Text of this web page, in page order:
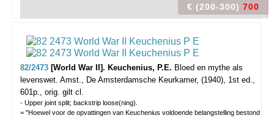
€ (200-300) 700
82/2473 [World War II]. Keuchenius, P.E. Bloed en mythe als
levenswet. Amst., De Amsterdamsche Keurkamer, (1940), 1st ed.,
601p., orig. gilt cl.
- Upper joint split; backstrip loose(ning).
= "Hoewel voor de opvattingen van Keuchenius voldoende belangstelling bestond